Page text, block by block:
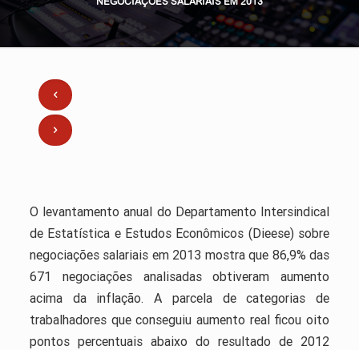
O levantamento anual do Departamento Intersindical
de Estatística e Estudos Econômicos (Dieese) sobre
negociações salariais em 2013 mostra que 86,9% das
671 negociações analisadas obtiveram aumento
acima da inflação. A parcela de categorias de
trabalhadores que conseguiu aumento real ficou oito
pontos percentuais abaixo do resultado de 2012